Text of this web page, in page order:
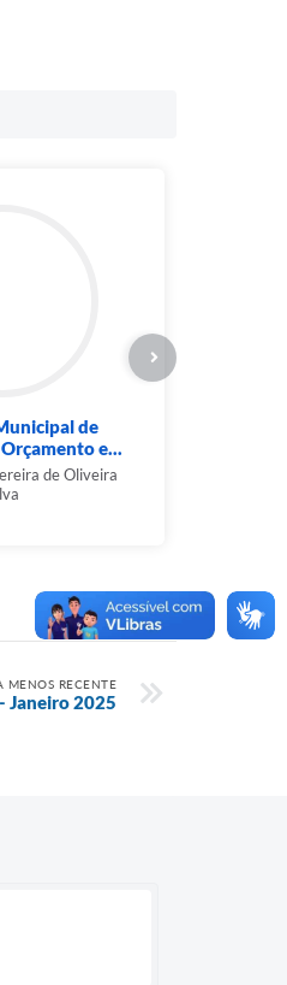
de
e...
de Oliveira
MENOS RECENTE
Janeiro 2025